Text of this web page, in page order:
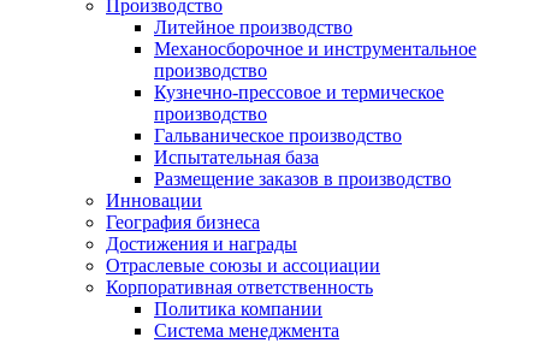
Производство
Литейное производство
Механосборочное и инструментальное
производство
Кузнечно-прессовое и термическое
производство
Гальваническое производство
Испытательная база
Размещение заказов в производство
Инновации
География бизнеса
Достижения и награды
Отраслевые союзы и ассоциации
Корпоративная ответственность
Политика компании
Система менеджмента